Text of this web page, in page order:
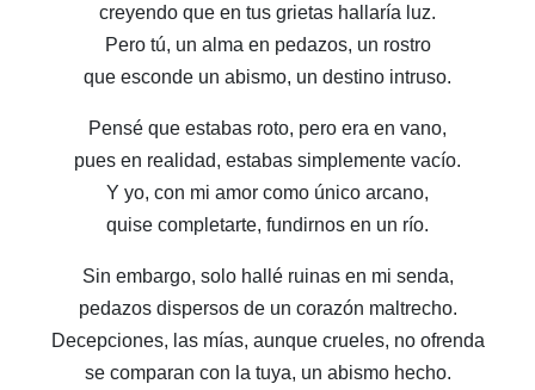
creyendo que en tus grietas hallaría luz.
Pero tú, un alma en pedazos, un rostro
que esconde un abismo, un destino intruso.
Pensé que estabas roto, pero era en vano,
pues en realidad, estabas simplemente vacío.
Y yo, con mi amor como único arcano,
quise completarte, fundirnos en un río.
Sin embargo, solo hallé ruinas en mi senda,
pedazos dispersos de un corazón maltrecho.
Decepciones, las mías, aunque crueles, no ofrenda
se comparan con la tuya, un abismo hecho.